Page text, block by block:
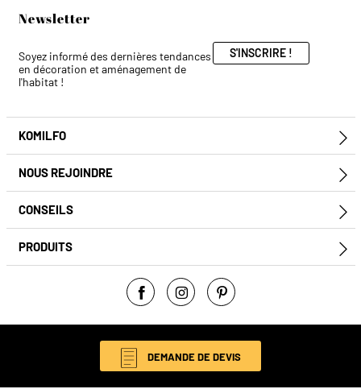
Newsletter
Soyez informé des dernières tendances
en décoration et aménagement de
l'habitat !
S'INSCRIRE !
KOMILFO
NOUS REJOINDRE
CONSEILS
PRODUITS
Facebook
Instagram
Pinterest
DEMANDE DE DEVIS